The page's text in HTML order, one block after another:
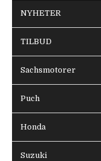
NYHETER
TILBUD
Sachsmotorer
Puch
Honda
Suzuki